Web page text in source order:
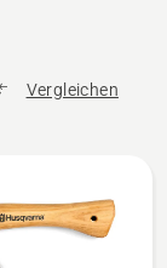
Vergleichen